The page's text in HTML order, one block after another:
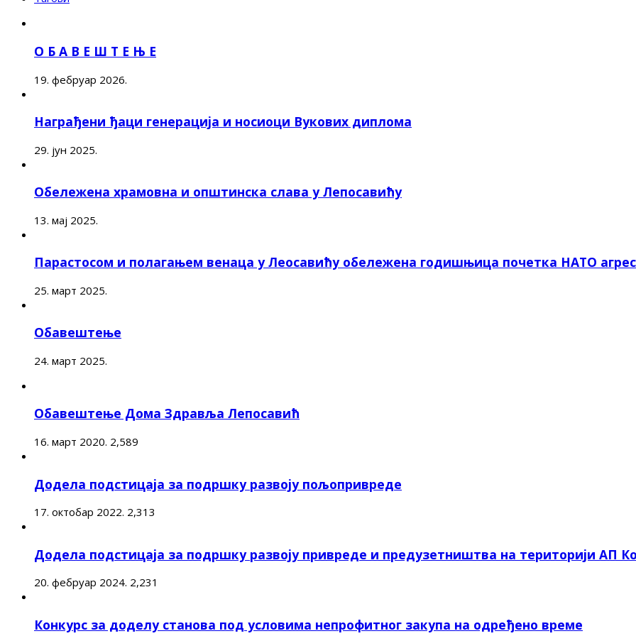
О Б А В Е Ш Т Е Њ Е
19. фебруар 2026.
Награђени ђаци генерација и носиоци Вукових диплома
29. јун 2025.
Обележена храмовна и општинска слава у Лепосавићу
13. мај 2025.
Парастосом и полагањем венаца у Леосавићу обележена годишњица почетка НАТО
25. март 2025.
Обавештење
24. март 2025.
Обавештење Дома Здравља Лепосавић
16. март 2020. 2,589
Додела подстицаја за подршку развоју пољопривреде
17. октобар 2022. 2,313
Додела подстицаја за подршку развоју привреде и предузетништва на територији АП
20. фебруар 2024. 2,231
Конкурс за доделу станова под условима непрофитног закупа на одређено време